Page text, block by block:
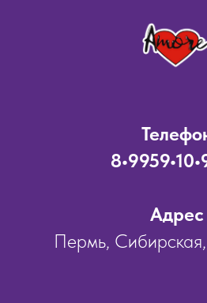
Адрес
Пермь,